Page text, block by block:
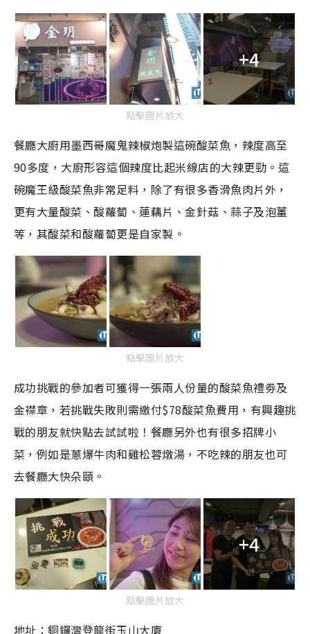
+4
點擊圖片放大
餐廳大廚用墨西哥魔鬼辣椒炮製這碗酸菜魚，辣度高至
90多度，大廚形容這個辣度比起米線店的大辣更勁。這
碗魔王級酸菜魚非常足料，除了有很多香滑魚肉片外，
更有大量酸菜、酸蘿蔔、蓮藕片、金針菇、蒜子及泡薑
等，其酸菜和酸蘿蔔更是自家製。
點擊圖片放大
成功挑戰的參加者可獲得一張兩人份量的酸菜魚禮劵及
金襟章，若挑戰失敗則需繳付$78酸菜魚費用，有興趣挑
戰的朋友就快點去試試啦！餐廳另外也有很多招牌小
菜，例如是蔥爆牛肉和雞松蓉燉湯，不吃辣的朋友也可
去餐廳大快朵頤。
+4
點擊圖片放大
地址：銅鑼灣登龍街玉山大廈